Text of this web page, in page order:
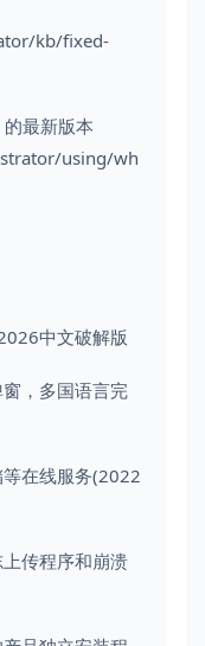
kb/fixed-
最新版本
using/wh
中文破解版
，多国语言完
在线服务(2022
传程序和崩溃